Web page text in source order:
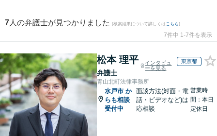
7 人の弁護士が見つかりました (検索結果について詳しくは こちら)
7件中 1-7件を表示
松本 理平
弁護士
インタビュ
ーを見る
東京都
青山北町法律事務所
水戸市 か
らも相談
受付中
面談方法(対面・電
話・ビデオなど)は
応相談
営業時
間：本日
定休日